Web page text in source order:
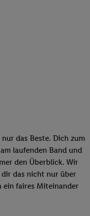
das Beste. Dich zum
laufenden Band und
den Überblick. Wir
dir das nicht nur über
ein faires Miteinander